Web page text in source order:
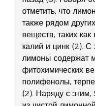
отметить, что
также рядом
веществ, таких
калий и цинк (2). С
лимоны содержат
фитохимических
полифенолы,
(2). Наряду с этим,